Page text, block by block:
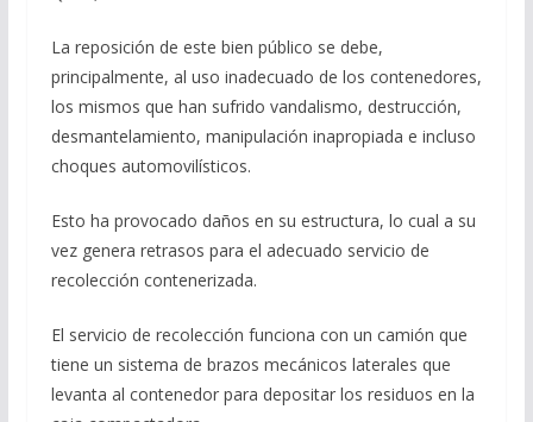
La reposición de este bien público se debe,
principalmente, al uso inadecuado de los contenedores,
los mismos que han sufrido vandalismo, destrucción,
desmantelamiento, manipulación inapropiada e incluso
choques automovilísticos.
Esto ha provocado daños en su estructura, lo cual a su
vez genera retrasos para el adecuado servicio de
recolección contenerizada.
El servicio de recolección funciona con un camión que
tiene un sistema de brazos mecánicos laterales que
levanta al contenedor para depositar los residuos en la